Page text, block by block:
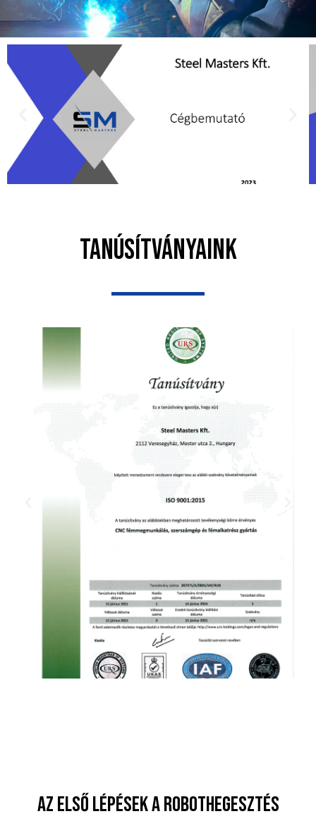
TANÚSÍTVÁNYAINK
AZ ELSŐ LÉPÉSEK A ROBOTHEGESZTÉS